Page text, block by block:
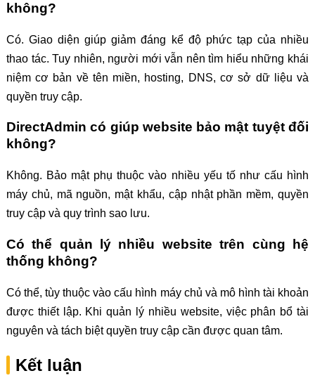
không?
Có. Giao diện giúp giảm đáng kể độ phức tạp của nhiều
thao tác. Tuy nhiên, người mới vẫn nên tìm hiểu những khái
niệm cơ bản về tên miền, hosting, DNS, cơ sở dữ liệu và
quyền truy cập.
DirectAdmin có giúp website bảo mật tuyệt đối
không?
Không. Bảo mật phụ thuộc vào nhiều yếu tố như cấu hình
máy chủ, mã nguồn, mật khẩu, cập nhật phần mềm, quyền
truy cập và quy trình sao lưu.
Có thể quản lý nhiều website trên cùng hệ
thống không?
Có thể, tùy thuộc vào cấu hình máy chủ và mô hình tài khoản
được thiết lập. Khi quản lý nhiều website, việc phân bổ tài
nguyên và tách biệt quyền truy cập cần được quan tâm.
Kết luận